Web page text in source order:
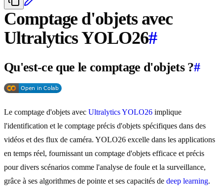
Comptage d'objets avec
Ultralytics YOLO26#
Qu'est-ce que le comptage d'objets ?#
Le comptage d'objets avec Ultralytics YOLO26 implique
l'identification et le comptage précis d'objets spécifiques dans des
vidéos et des flux de caméra. YOLO26 excelle dans les applications
en temps réel, fournissant un comptage d'objets efficace et précis
pour divers scénarios comme l'analyse de foule et la surveillance,
grâce à ses algorithmes de pointe et ses capacités de deep learning.